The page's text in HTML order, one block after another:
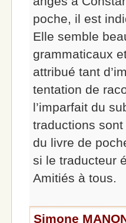
poche, il est
Elle semble
grammaticaux
attribué tant
tentation de
l’imparfait du
traductions
du livre de
si le traducteur
Amitiés à tous.
Simone